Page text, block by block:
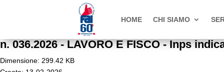
HOME CHI SIAMO
n. 036.2026 - LAVORO E FISCO - Inps
Dimensione: 299.42 KB